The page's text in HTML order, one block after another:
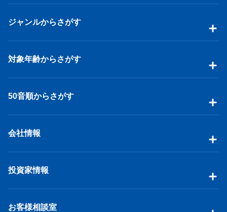
ジャンルからさがす
対象年齢からさがす
50音順からさがす
会社情報
投資家情報
お客様相談室